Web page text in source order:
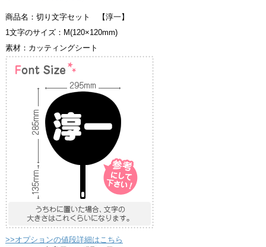
商品名：切り文字セット 【淳一】
1文字のサイズ：M(120×120mm)
素材：カッティングシート
>>オプションの値段詳細はこちら